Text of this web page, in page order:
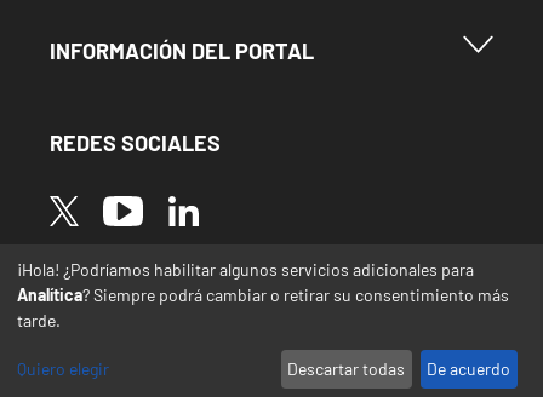
Menu Footer Información del Portal
INFORMACIÓN DEL PORTAL
REDES SOCIALES
Image Image Image
* Las traducciones de este sitio web desde el
español a otras lenguas se realizan de forma
automática y pueden contener errores o
¡Hola! ¿Podríamos habilitar algunos servicios adicionales para
Analítica? Siempre podrá cambiar o retirar su consentimiento más
tarde.
Quiero elegir Descartar todas De acuerdo